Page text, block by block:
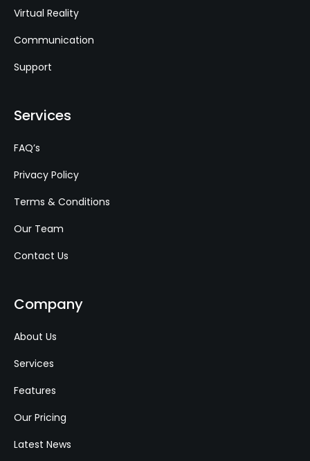
Virtual Reality
Communication
Support
Services
FAQ’s
Privacy Policy
Terms & Conditions
Our Team
Contact Us
Company
About Us
Services
Features
Our Pricing
Latest News